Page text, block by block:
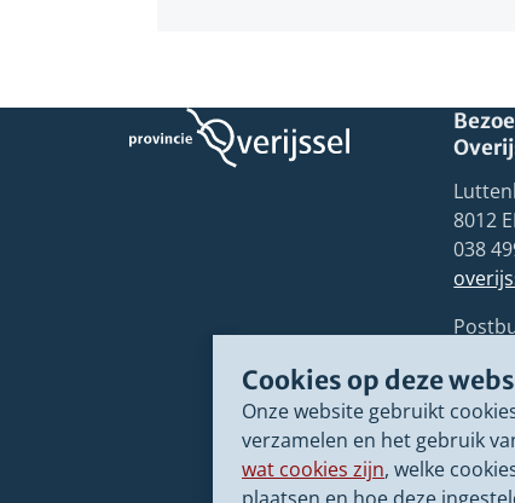
Cookies op deze
Onze website gebruikt
verzamelen en het gebruik
wat cookies zijn, welke
8012
038